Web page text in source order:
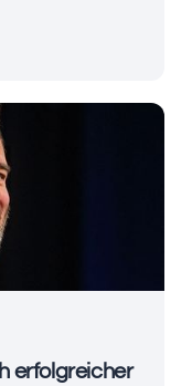
erfolgreicher